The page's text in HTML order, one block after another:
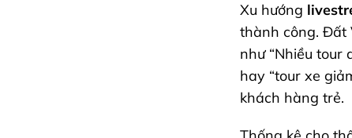
Xu hướng
thành công. Đất
như “Nhiều tour
hay “tour xe
khách hàng trẻ.